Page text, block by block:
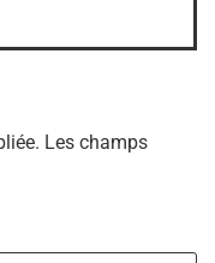
Les champs